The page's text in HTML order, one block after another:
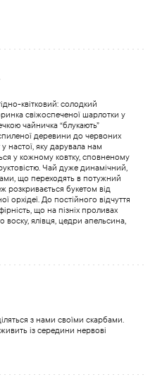
квітковий: солодкий
свіжоспеченої шарлотки у
чайничка “блукають”
деревини до червоних
у настої, яку дарувала нам
у кожному ковтку, сповненому
Чай дуже динамічний,
що переходять в потужний
розкривається букетом від
орхідеї. До постійного відчуття
що на пізніх проливах
ялівця, цедри апельсина,
з нами своїми скарбами.
із середини нервові